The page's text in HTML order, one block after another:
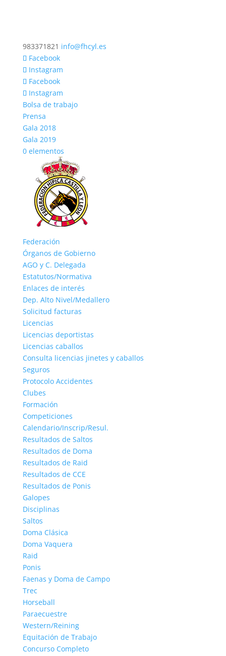
983371821 info@fhcyl.es
Facebook
Instagram
Facebook
Instagram
Bolsa de trabajo
Prensa
Gala 2018
Gala 2019
0 elementos
Federación
Órganos de Gobierno
AGO y C. Delegada
Estatutos/Normativa
Enlaces de interés
Dep. Alto Nivel/Medallero
Solicitud facturas
Licencias
Licencias deportistas
Licencias caballos
Consulta licencias jinetes y caballos
Seguros
Protocolo Accidentes
Clubes
Formación
Competiciones
Calendario/Inscrip/Resul.
Resultados de Saltos
Resultados de Doma
Resultados de Raid
Resultados de CCE
Resultados de Ponis
Galopes
Disciplinas
Saltos
Doma Clásica
Doma Vaquera
Raid
Ponis
Faenas y Doma de Campo
Trec
Horseball
Paraecuestre
Western/Reining
Equitación de Trabajo
Concurso Completo